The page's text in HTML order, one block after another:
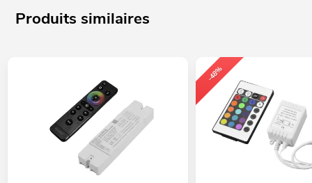
Produits similaires
-48%